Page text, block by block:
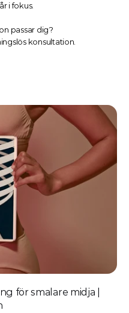
i fokus.
konsultation.
för smalare midja |